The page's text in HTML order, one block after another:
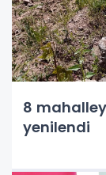
8
yenilendi